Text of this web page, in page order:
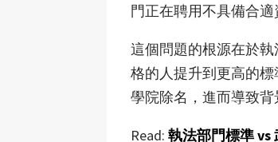
門正在聘用不具備合適
這個問題的根源在於
格的人提升到更高的
學院除名，進而導致背
Read:執法部門標準 vs